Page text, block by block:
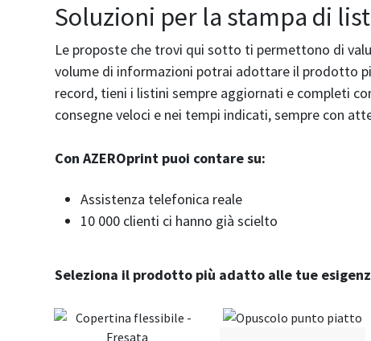
Soluzioni per la stampa di
Le proposte che trovi qui sotto ti permettono di
volume di informazioni potrai adottare il prodotto
record, tieni i listini sempre aggiornati e completi
consegne veloci e nei tempi indicati, sempre con
Con AZEROprint puoi contare su:
Assistenza telefonica reale
10 000 clienti ci hanno già scielto
Seleziona il prodotto più adatto alle tue